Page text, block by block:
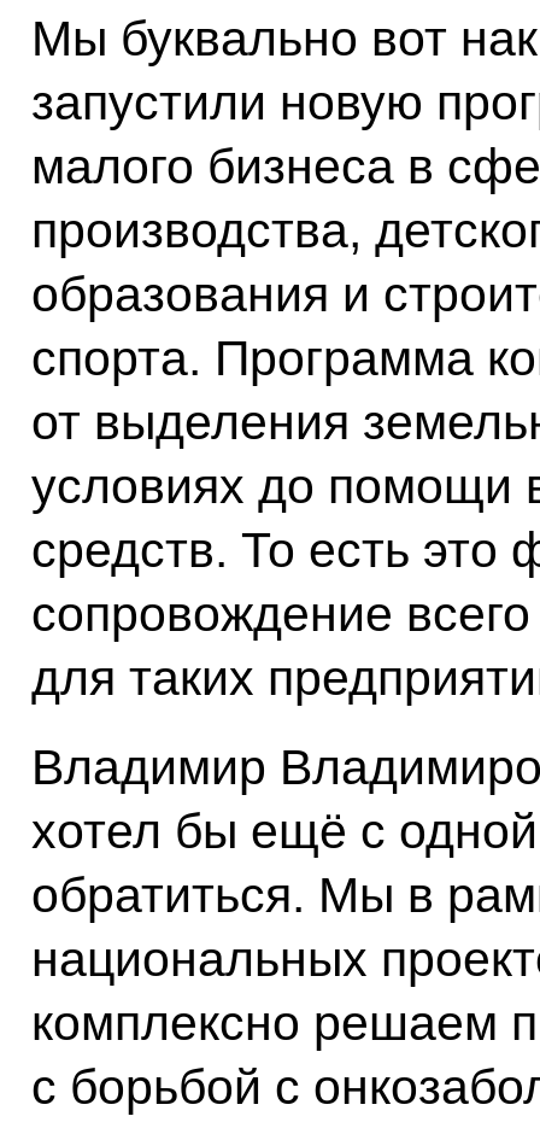
Мы буквально вот
запустили новую
малого бизнеса в
производства,
образования и
спорта. Программа
от выделения
условиях до помощи
средств. То есть это
сопровождение
для таких
Владимир
хотел бы ещё с
обратиться. Мы в
национальных
комплексно решаем
с борьбой с